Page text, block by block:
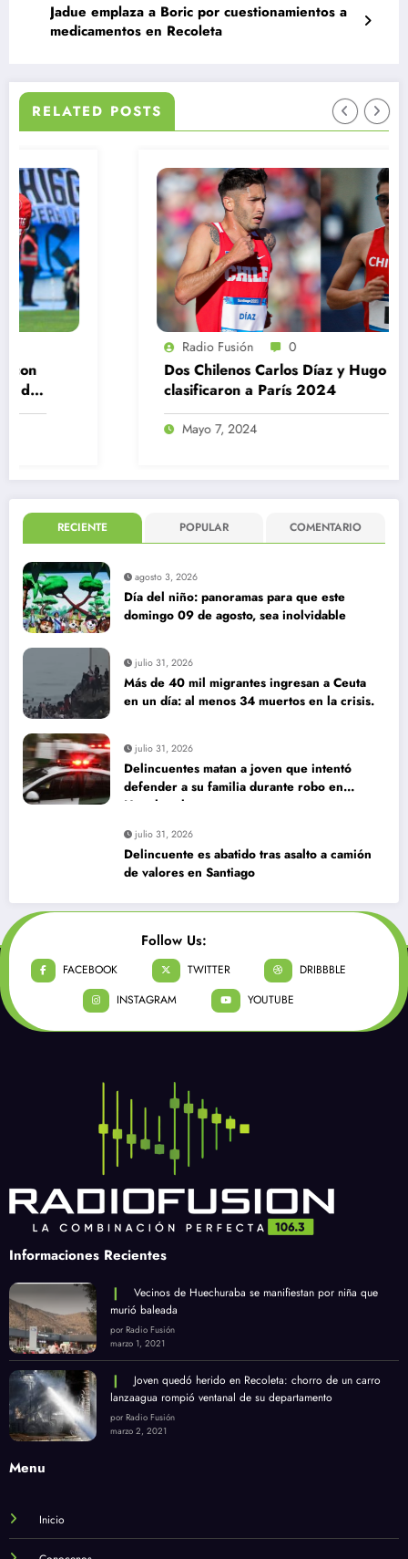
Jadue emplaza a Boric por cuestionamientos a
medicamentos en Recoleta
RELATED POSTS
0
Dos Chilenos Carlos Díaz y Hugo Catrileo
clasificaron a París 2024
RECIENTE POPULAR COMENTARIO
agosto 3, 2026
Día del niño: panoramas para que este
domingo 09 de agosto, sea inolvidable
julio 31, 2026
Más de 40 mil migrantes ingresan a Ceuta
en un día: al menos 34 muertos en la crisis.
julio 31, 2026
Delincuentes matan a joven que intentó
defender a su familia durante robo en
Huechuraba
julio 31, 2026
Delincuente es abatido tras asalto a camión
de valores en Santiago
Follow Us:
FACEBOOK TWITTER
DRIBBBLE
INSTAGRAM
YOUTUBE
Informaciones Recientes
Vecinos de Huechuraba se manifiestan por niña que
murió baleada
por Radio Fusión
marzo 1, 2021
Joven quedó herido en Recoleta: chorro de un carro
lanzaagua rompió ventanal de su departamento
por Radio Fusión
marzo 2, 2021
Menu
Inicio